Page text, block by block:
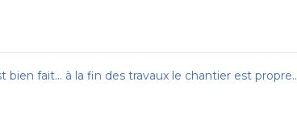
bien fait... à la fin des travaux le chantier est